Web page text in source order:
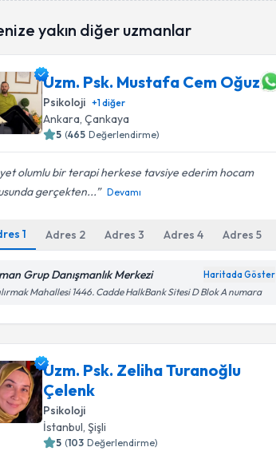
yakın diğer uzmanlar
Uzm. Psk. Mustafa Cem Oğuz
Psikoloji +1diğer
Ankara, Çankaya
5 (465 Değerlendirme)
olumlu bir terapi herkese tavsiye ederim hocam
gerçekten...
Devamı
1 Adres 2 Adres3 Adres4 Adres5
Grup Danışmanlık Merkezi Haritada Göster
Mahallesi 1446. Cadde HalkBank Sitesi D Blok A numara
Uzm. Psk. Zeliha Turanoğlu
Çelenk
Psikoloji
İstanbul , Şişli
5 (103 Değerlendirme)